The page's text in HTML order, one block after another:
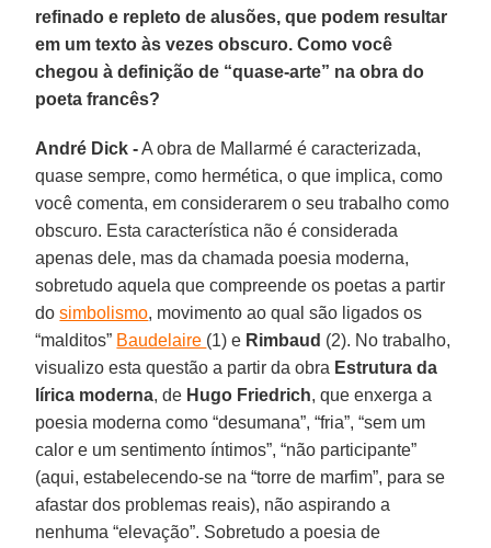
refinado e repleto de alusões, que podem resultar
em um texto às vezes obscuro. Como você
chegou à definição de “quase-arte” na obra do
poeta francês?
André Dick -A obra de Mallarmé é caracterizada,
quase sempre, como hermética, o que implica, como
você comenta, em considerarem o seu trabalho como
obscuro. Esta característica não é considerada
apenas dele, mas da chamada poesia moderna,
sobretudo aquela que compreende os poetas a partir
dosimbolismo, movimento ao qual são ligados os
“malditos” Baudelaire (1) e Rimbaud (2). No trabalho,
visualizo esta questão a partir da obra Estrutura da
lírica moderna, de Hugo Friedrich, que enxerga a
poesia moderna como “desumana”, “fria”, “sem um
calor e um sentimento íntimos”, “não participante”
(aqui, estabelecendo-se na “torre de marfim”, para se
afastar dos problemas reais), não aspirando a
nenhuma “elevação”. Sobretudo a poesia de